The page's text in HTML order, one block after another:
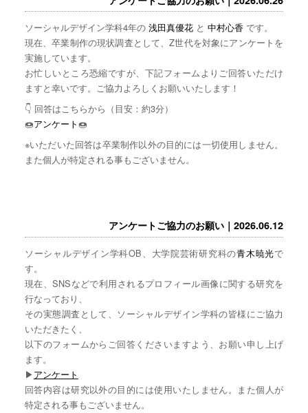
ソーシャルデザイン学科4年の 浅田真優花と 中村心香 です。
現在、卒業制作の現状調査として、Z世代を対象にアンケートを
実施しています。
お忙しいところ恐縮ですが、下記フォームよりご回答いただけ
ますと幸いです。ご協力よろしくお願いいたします！
👇 回答はこちらから（目安：約3分）
🍩アンケート🍩
※いただいた回答は卒業制作以外の目的には一切使用しません。
また個人が特定される事もございません。
アンケートご協力のお願い｜2026.06.12
ソーシャルデザイン学科OB、大学院芸術研究科の青木暁光で
す。
現在、SNSなどで利用されるプロフィール画像に関する研究を
行なっており、
その実態調査として、ソーシャルデザイン学科の皆様にご協力
いただきたく、
以下のフォームからご回答くださいますよう、お願い申し上げ
ます。
▶︎アンケート
回答内容は研究以外の目的には使用いたしません。また個人が
特定される事もございません。